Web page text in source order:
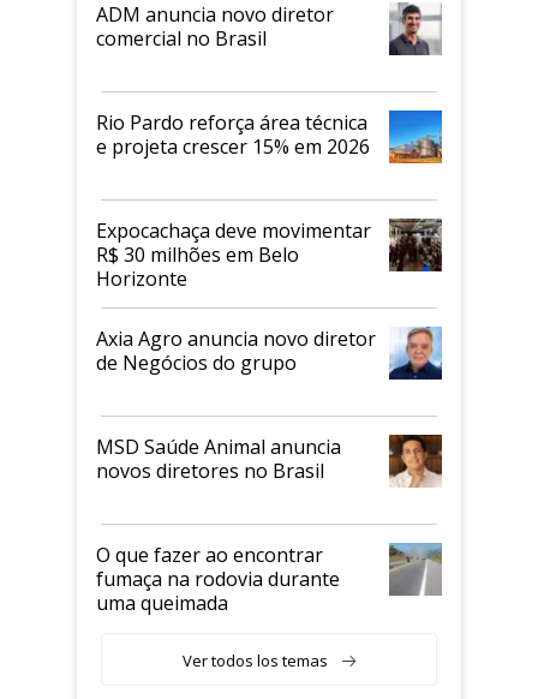
ADM anuncia novo diretor
comercial no Brasil
Rio Pardo reforça área técnica
e projeta crescer 15% em 2026
Expocachaça deve movimentar
R$ 30 milhões em Belo
Horizonte
Axia Agro anuncia novo diretor
de Negócios do grupo
MSD Saúde Animal anuncia
novos diretores no Brasil
O que fazer ao encontrar
fumaça na rodovia durante
uma queimada
Ver todos los temas